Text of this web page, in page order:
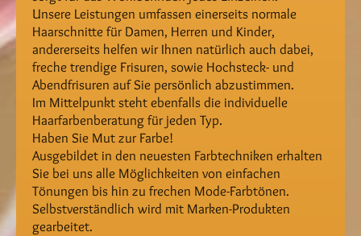
Unsere Leistungen umfassen einerseits normale
Haarschnitte für Damen, Herren und Kinder,
andererseits helfen wir Ihnen natürlich auch dabei,
freche trendige Frisuren, sowie Hochsteck- und
Abendfrisuren auf Sie persönlich abzustimmen.
Im Mittelpunkt steht ebenfalls die individuelle
Haarfarbenberatung für jeden Typ.
Haben Sie Mut zur Farbe!
Ausgebildet in den neuesten Farbtechniken erhalten
Sie bei uns alle Möglichkeiten von einfachen
Tönungen bis hin zu frechen Mode-Farbtönen.
Selbstverständlich wird mit Marken-Produkten
gearbeitet.